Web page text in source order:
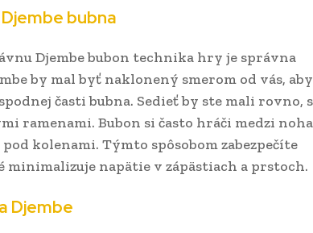
bubna
Djembe bubon technika hry je správna
by mal byť naklonený smerom od vás, aby
časti bubna. Sedieť by ste mali rovno, s
ramenami. Bubon si často hráči medzi
kolenami. Týmto spôsobom zabezpečíte
napätie v zápästiach a prstoch.
Djembe